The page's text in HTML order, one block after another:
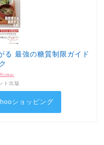
る 最強の糖質制限ガイド
Rinker
ト出版
ショッピング